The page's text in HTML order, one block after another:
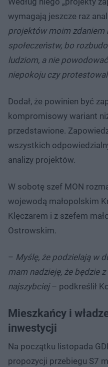
wymagają jeszcze raz
projektów moim zdaniem
społeczeństw, bo
ludziom, a nie
niepokoju czy
Dodał, że powinien być
kompromisowy wariant
przedstawione.
wszystkich
analizy projektów.
W sobotę szef MON
wojewodą małopolskim
Klęczarem i z szefem
Ostrowskim.
– Myślę, że podzielają w
mam nadzieję, że będzie
najszybciej– podkreślił
Mieszkańcy i
inwestycji
Na początku listopada
propozycji przebiegu S7